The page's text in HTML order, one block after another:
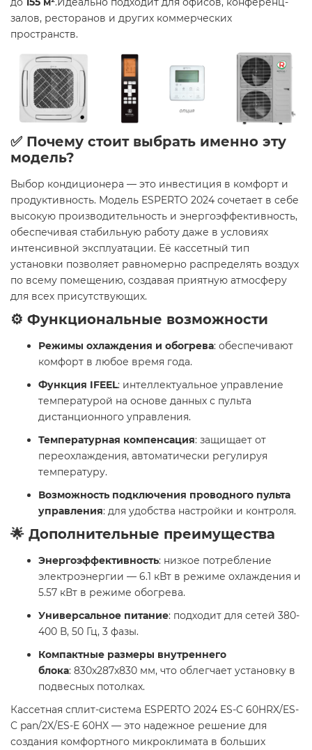
залов, ресторанов и других коммерческих
пространств.
✅ Почему стоит выбрать именно эту
модель?
Выбор кондиционера — это инвестиция в комфорт и
продуктивность. Модель ESPERTO 2024 сочетает в себе
высокую производительность и энергоэффективность,
обеспечивая стабильную работу даже в условиях
интенсивной эксплуатации. Её кассетный тип
установки позволяет равномерно распределять воздух
по всему помещению, создавая приятную атмосферу
для всех присутствующих.
⚙️ Функциональные возможности
Режимы охлаждения и обогрева: обеспечивают
комфорт в любое время года.
Функция IFEEL: интеллектуальное управление
температурой на основе данных с пульта
дистанционного управления.
Температурная компенсация: защищает от
переохлаждения, автоматически регулируя
температуру.
Возможность подключения проводного пульта
управления: для удобства настройки и контроля.
🌟 Дополнительные преимущества
Энергоэффективность: низкое потребление
электроэнергии — 6.1 кВт в режиме охлаждения и
5.57 кВт в режиме обогрева.
Универсальное питание: подходит для сетей 380-
400 В, 50 Гц, 3 фазы.
Компактные размеры внутреннего
блока: 830x287x830 мм, что облегчает установку в
подвесных потолках.
Кассетная сплит-система ESPERTO 2024 ES-C 60HRX/ES-
C pan/2X/ES-E 60HX — это надежное решение для
создания комфортного микроклимата в больших